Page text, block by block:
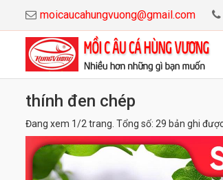
moicaucahungvuong@gmail.com
thính đen chép
Đang xem 1/2 trang. Tổng số: 29 bản ghi